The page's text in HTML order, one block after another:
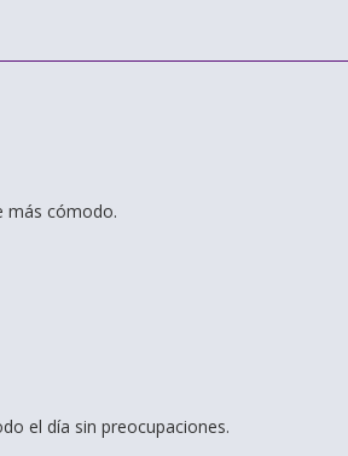
más cómodo.
el día sin preocupaciones.